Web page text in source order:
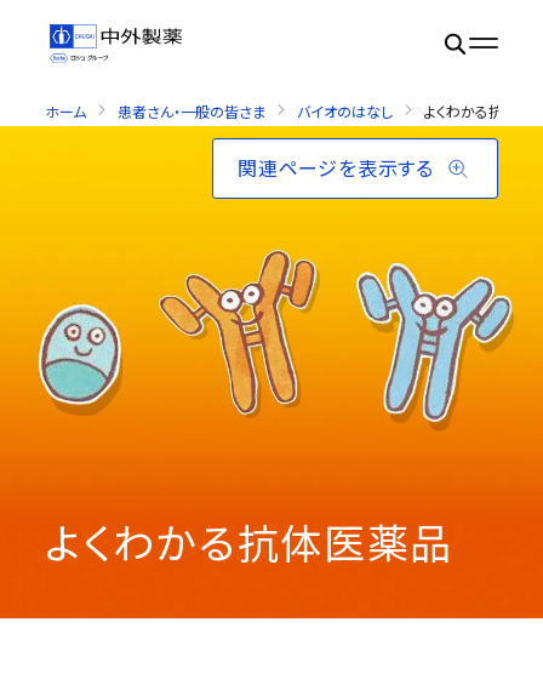
ホーム 患者さん・一般の皆さま バイオのはなし よくわかる抗体医
関連ページを表示する
よくわかる抗体医薬品